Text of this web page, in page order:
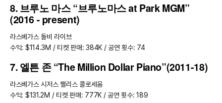
8. 브루노 마스 “브루노마스 at Park MGM”
(2016 - present)
라스베가스 돌비 라이브
수익: $114.3M / 티켓 판매: 384K / 공연 횟수: 74
7. 엘튼 존 “The Million Dollar Piano”(2011-18)
라스베가스 시저스 팰리스 콜로세움
수익: $131.2M / 티켓 판매: 777K / 공연 횟수: 189